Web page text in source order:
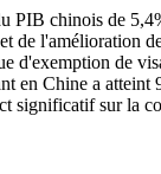
PIB chinois de
de l'amélioration
d'exemption de
en Chine a
significatif sur la